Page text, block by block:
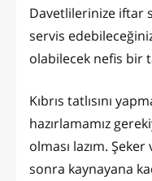
Davetlilerinize iftar
servis
olabilecek nefis bir
Kıbrıs tatlısını
hazırlamamız
olması lazım.
sonra kaynayana